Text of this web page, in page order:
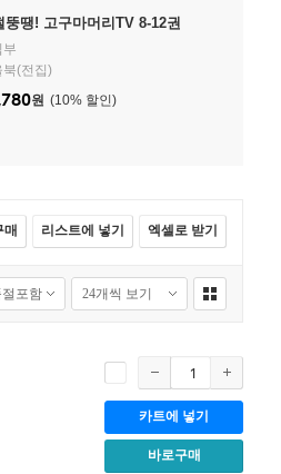
뚱땡! 고구마머리TV 8-12권
부
북(전집)
10%
원
매 리스트에 넣기 엑셀로 받기
카트에 넣기
바로구매